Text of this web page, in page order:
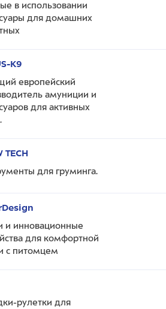
в использовании
для домашних
K9
европейский
амуниции и
для активных
TECH
для груминга.
и инновационные
для комфортной
с питомцем
рулетки для